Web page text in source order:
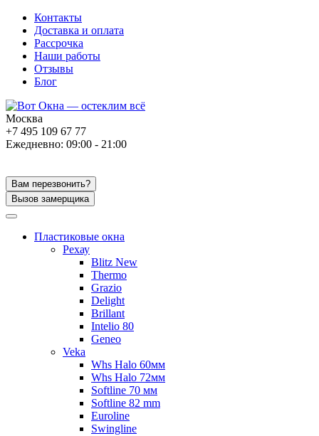
Контакты
Доставка и оплата
Рассрочка
Наши работы
Отзывы
Блог
Москва
+7 495 109 67 77
Ежедневно: 09:00 - 21:00
Вам перезвонить?
Вызов замерщика
Пластиковые окна
Рехау
Blitz New
Thermo
Grazio
Delight
Brillant
Intelio 80
Geneo
Veka
Whs Halo 60мм
Whs Halo 72мм
Softline 70 мм
Softline 82 mm
Euroline
Swingline